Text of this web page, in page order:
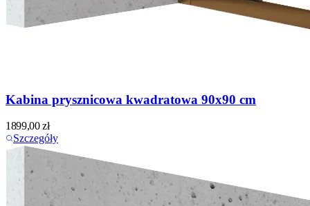
Kabina prysznicowa kwadratowa 90x90 cm
1899,00zł
Szczegóły